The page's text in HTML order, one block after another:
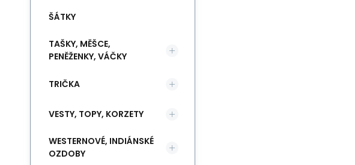
ŠÁTKY
TAŠKY, MĚŠCE,
PENĚŽENKY, VÁČKY
TRIČKA
VESTY, TOPY, KORZETY
WESTERNOVÉ, INDIÁNSKÉ
OZDOBY